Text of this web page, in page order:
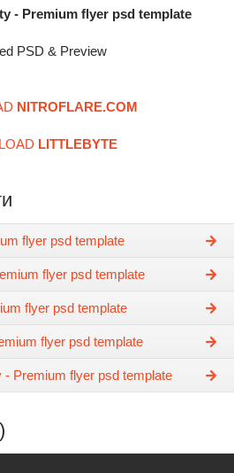
- Premium flyer psd template
PSD & Preview
NITROFLARE.COM
LITTLEBYTE
flyer psd template
flyer psd template
flyer psd template
flyer psd template
Premium flyer psd template